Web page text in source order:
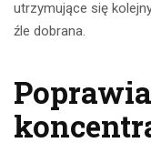
utrzymujące się
źle dobrana.